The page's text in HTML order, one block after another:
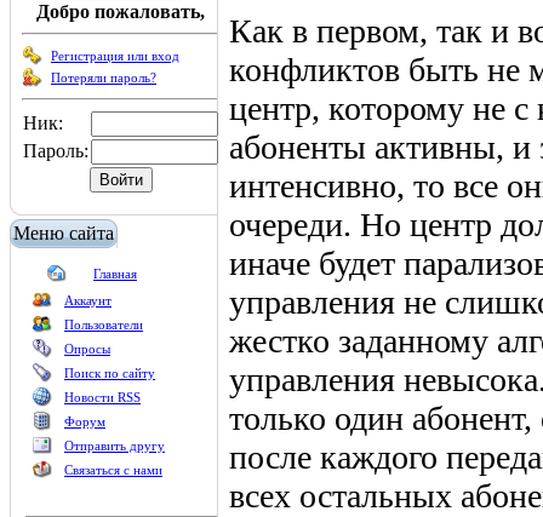
Добро пожаловать,
Регистрация или вход
Потеряли пароль?
Ник:
Пароль:
Меню сайта
Главная
Аккаунт
Пользователи
Опросы
Поиск по сайту
Новости RSS
Форум
Отправить другу
Связаться с нами
Как в первом, так и
конфликтов быть не
центр, которому не с
абоненты активны, и
интенсивно, то все
очереди. Но центр
иначе будет
управления не
жестко заданному
управления
только один
после каждого
всех остальных